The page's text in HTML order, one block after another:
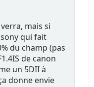
mais si
qui fait
du champ (pas
de canon
un 5DII à
donne envie